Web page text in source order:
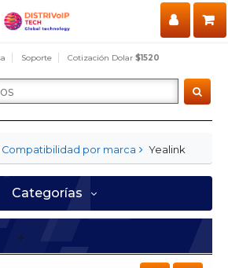
Soporte Cotización Dolar $1520
Compatibilidad por marca Yealink
Categorías